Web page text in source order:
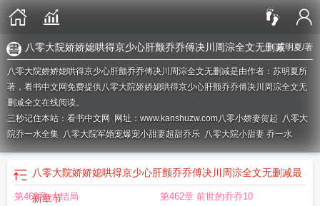
苏明夏/著
八零大院娇娇媳哄得京少心肝颤乔乔傅决川周淙全文无删减
八零大院娇娇媳哄得京少心肝颤乔乔傅决川周淙全文无删减是由作者：苏明夏所
著，看书中文网免费提供八零大院娇娇媳哄得京少心肝颤乔乔傅决川周淙全文无
删减全文在线阅读。
三秒记住本站：看书中文网 网址：www.kanshuzw.com八零小娇妻贺起 八零大
院乔一水全集 八零大院军婚宠爆宠小甜妻超甜乔乐 八零大院小甜妻 乔一水
八零大院娇娇媳哄得京少心肝颤乔乔傅决川周淙全文无删减最
新章节
第463章 大结局 第462章 前世的乔乔10